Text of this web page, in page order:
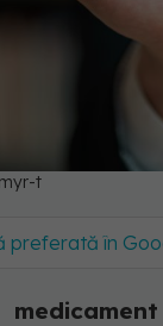
t
preferată în